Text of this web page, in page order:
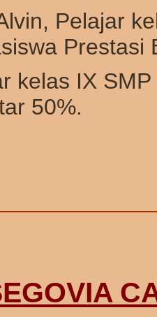
Pelajar
Prestasi
kelas IX
50%.